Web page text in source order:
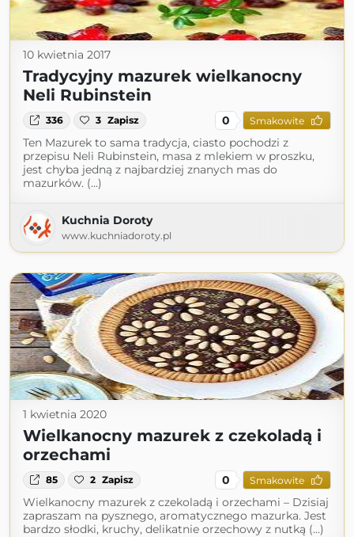
10 kwietnia 2017
Tradycyjny mazurek wielkanocny
Neli Rubinstein
336 3 Zapisz 0 Smakowite
Ten Mazurek to sama tradycja, ciasto pochodzi z
przepisu Neli Rubinstein, masa z mlekiem w proszku,
jest chyba jedną z najbardziej znanych mas do
mazurków. (...)
Kuchnia Doroty
www.kuchniadoroty.pl
1 kwietnia 2020
Wielkanocny mazurek z czekoladą i
orzechami
85 2 Zapisz 0 Smakowite
Wielkanocny mazurek z czekoladą i orzechami – Dzisiaj
zapraszam na pysznego, aromatycznego mazurka. Jest
bardzo słodki, kruchy, delikatnie orzechowy z nutką (...)